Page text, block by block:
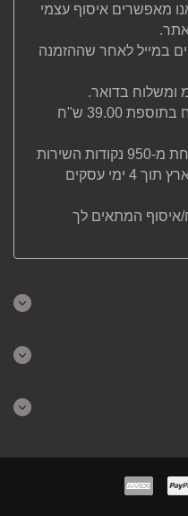
מאפשרים איסוף עצמי
במייל לאחר שההזמנה
ומשלוח בדואר.
ניתן לקבל משלוחים עם שליח בתוספת 39.00 ש"ח
ניתן לאסוף משלוחים גם באחת מ-950 נקודות השירות
של צ'יטה שופס בכל רחבי הארץ תוך 4 ימי עסקים
איסוף המתאים לך